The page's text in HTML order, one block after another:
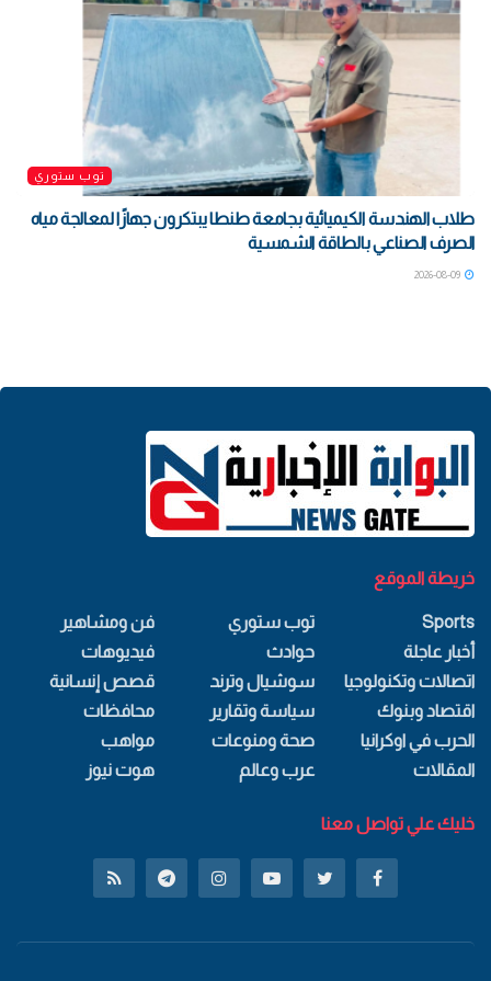
توب ستوري
طلاب الهندسة الكيميائية بجامعة طنطا يبتكرون جهازًا لمعالجة مياه
الصرف الصناعي بالطاقة الشمسية
خريطة الموقع
Sports
أخبار عاجلة
اتصالات وتكنولوجيا
اقتصاد وبنوك
الحرب في اوكرانيا
المقالات
توب ستوري
حوادث
سوشيال وترند
سياسة وتقارير
صحة ومنوعات
عرب وعالم
فن ومشاهير
فيديوهات
قصص إنسانية
محافظات
مواهب
هوت نيوز
خليك علي تواصل معنا